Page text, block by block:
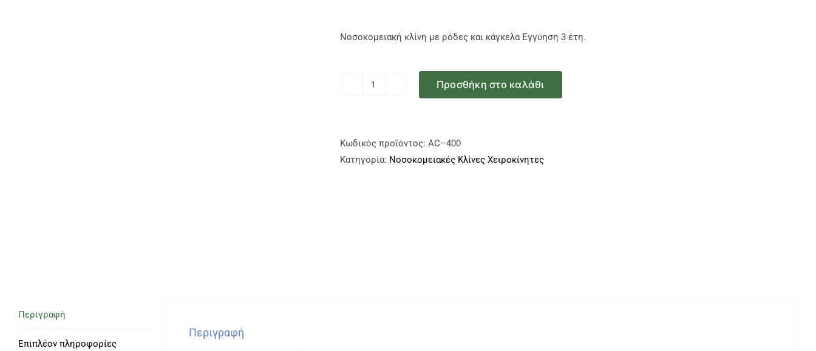
450.00€.είναι:
Νοσοκομειακή κλίνη με ρόδες και κάγκελα Εγγύηση 3 έτη.
με
ρόδες
Προσθήκη στο καλάθι
Κωδικός προϊόντος: AC–400
Κατηγορία: Νοσοκομειακές Κλίνες Χειροκίνητες
Περιγραφή
Επιπλέον πληροφορίες
Περιγραφή